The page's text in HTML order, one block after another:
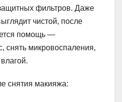
фильтров. Даже
чистой, после
помощь —
снять микровоспаления,
снятия макияжа: